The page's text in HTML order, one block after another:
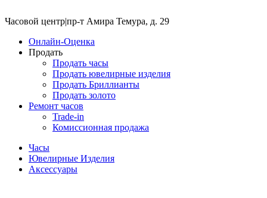
Часовой центр|пр-т Амира Темура, д. 29
Онлайн-Оценка
Продать
Продать часы
Продать ювелирные изделия
Продать Бриллианты
Продать золото
Ремонт часов
Trade-in
Комиссионная продажа
Часы
Ювелирные Изделия
Аксессуары